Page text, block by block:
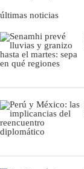
últimas noticias